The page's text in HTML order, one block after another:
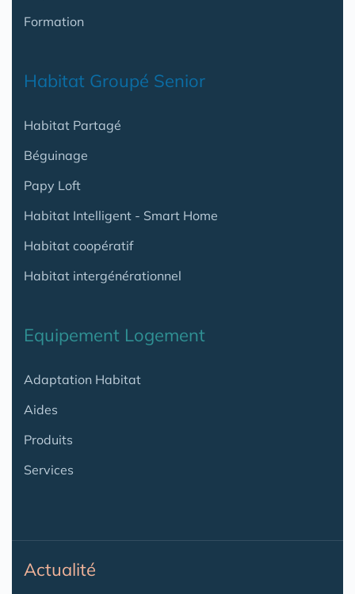
Formation
Habitat Groupé Senior
Habitat Partagé
Béguinage
Papy Loft
Habitat Intelligent - Smart Home
Habitat coopératif
Habitat intergénérationnel
Equipement Logement
Adaptation Habitat
Aides
Produits
Services
Actualité